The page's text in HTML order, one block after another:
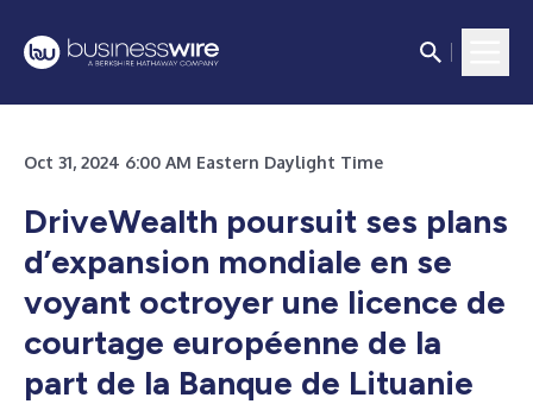
Oct 31, 2024 6:00 AM Eastern Daylight Time
DriveWealth poursuit ses plans
d’expansion mondiale en se
voyant octroyer une licence de
courtage européenne de la
part de la Banque de Lituanie